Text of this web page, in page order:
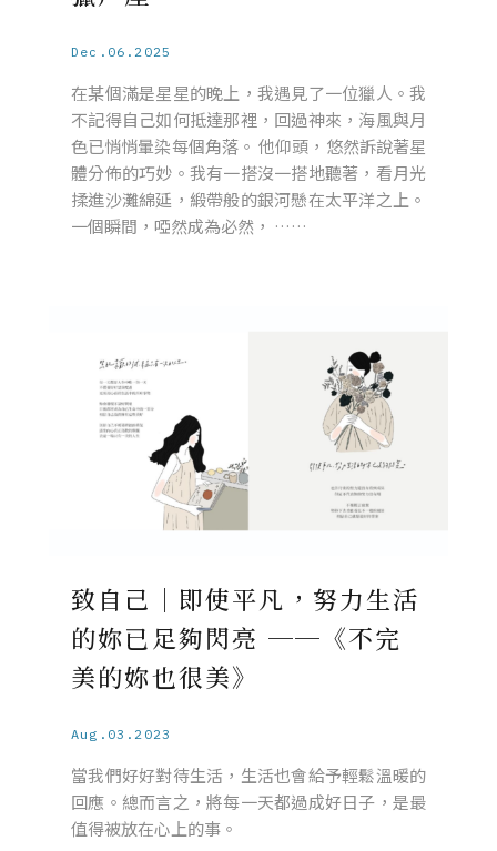
Dec.06.2025
在某個滿是星星的晚上，我遇見了一位獵人。我
不記得自己如何抵達那裡，回過神來，海風與月
色已悄悄暈染每個角落。 他仰頭，悠然訴說著星
體分佈的巧妙。我有一搭沒一搭地聽著，看月光
揉進沙灘綿延，緞帶般的銀河懸在太平洋之上。
一個瞬間，啞然成為必然， ……
致自己｜即使平凡，努力生活
的妳已足夠閃亮 ──《不完
美的妳也很美》
Aug.03.2023
當我們好好對待生活，生活也會給予輕鬆溫暖的
回應。總而言之，將每一天都過成好日子，是最
值得被放在心上的事。